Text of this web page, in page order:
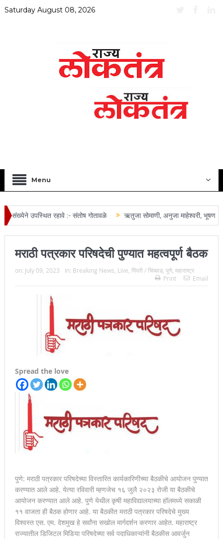
Saturday August 08, 2026
Menu
संख्येने उपस्थित रहावे :- संतोष गोतावळे ऋतुजा सोमाणी, अनुजा माहेश्वरी, भूषण
जिल्हा प्रमुख न्यायाधीश महेंद्र के महाजन
मराठी पत्रकार परिषदेची पुण्यात महत्वपूर्ण बैठक
on: July 09, 2023 In: Breaking News Live पिंपरी / चिंचवड, पुणे, महाराष्ट्र
Print
Email
Spread the love
पुणे: मराठी पत्रकार परिषदेच्या विस्तारित कार्यकारिणीच्या बैठकीचे आयोजन पुण्यात
करण्यात आले आहे. येत्या रविवारी म्हणजेच १६ जुलै २०२३ रोजी या बैठकीचे
आयोजन करण्यात आले आहे. पुणे येथील कृषी महाविद्यालयाच्या हॉलमध्ये सकाळी
११ वाजता ही बैठक होणार आहे. या बैठकीत मराठी पत्रकार परिषदेचे मुख्य
विश्वस्त एस. एम. देशमुख हे सर्वांना सखोल मार्गदर्शन करणार आहेत. महाराष्ट्र
राज्यातील डिजिटल मिडिया परिषदेच्या सर्व पदाधिकाऱ्यांनी बैठकीस आवर्जुन